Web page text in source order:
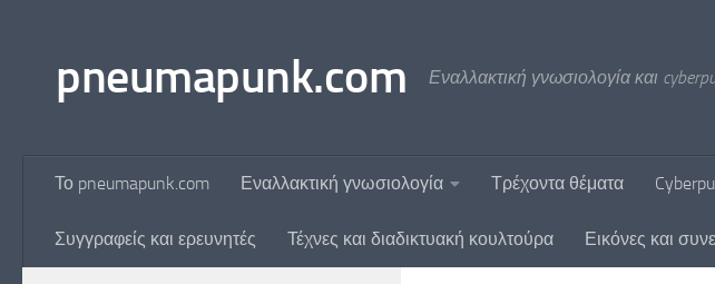
pneumapunk.com Εναλλακτική γνωσιολογία και
Το pneumapunk.com Εναλλακτική γνωσιολογία Τρέχοντα θέματα
Συγγραφείς και ερευνητές Τέχνες και διαδικτυακή κουλτούρα Εικόνες και